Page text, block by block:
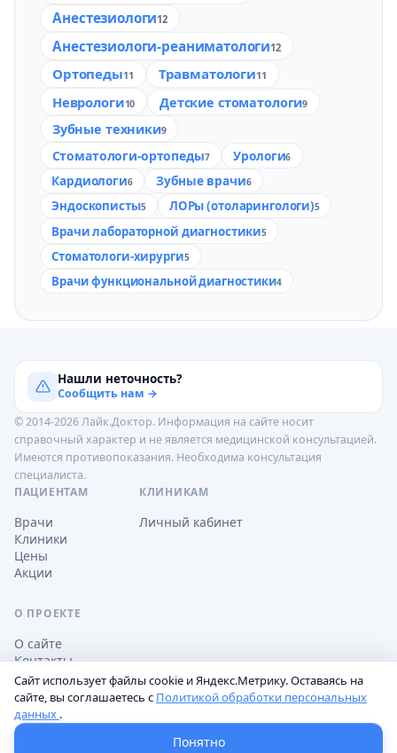
Анестезиологи12
Анестезиологи-реаниматологи12
Ортопеды11 Травматологи11
Неврологи10 Детские стоматологи9
Зубные техники9
Стоматологи-ортопеды7 Урологи6
Кардиологи6 Зубные врачи6
Эндоскописты5 ЛОРы (отоларингологи)5
Врачи лабораторной диагностики5
Стоматологи-хирурги5
Врачи функциональной диагностики4
Нашли неточность?
Сообщить нам →
© 2014-2026 Лайк.Доктор. Информация на сайте носит
справочный характер и не является медицинской консультацией.
Имеются противопоказания. Необходима консультация
специалиста.
ПАЦИЕНТАМ
Врачи
Клиники
Цены
Акции
КЛИНИКАМ
Личный кабинет
О ПРОЕКТЕ
О сайте
Контакты
Обработка персональных данных
Пользовательское соглашениеНастройки cookie
Сайт использует файлы cookie и Яндекс.Метрику. Оставаясь на
сайте, вы соглашаетесь с Политикой обработки персональных
данных .
Понятно